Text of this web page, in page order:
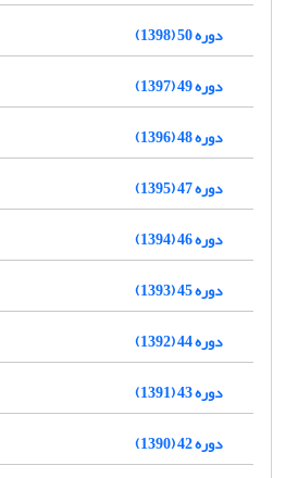
دوره 50 (1398)
دوره 49 (1397)
دوره 48 (1396)
دوره 47 (1395)
دوره 46 (1394)
دوره 45 (1393)
دوره 44 (1392)
دوره 43 (1391)
دوره 42 (1390)